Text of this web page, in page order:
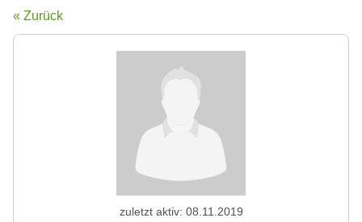
« Zurück
zuletzt aktiv: 08.11.2019